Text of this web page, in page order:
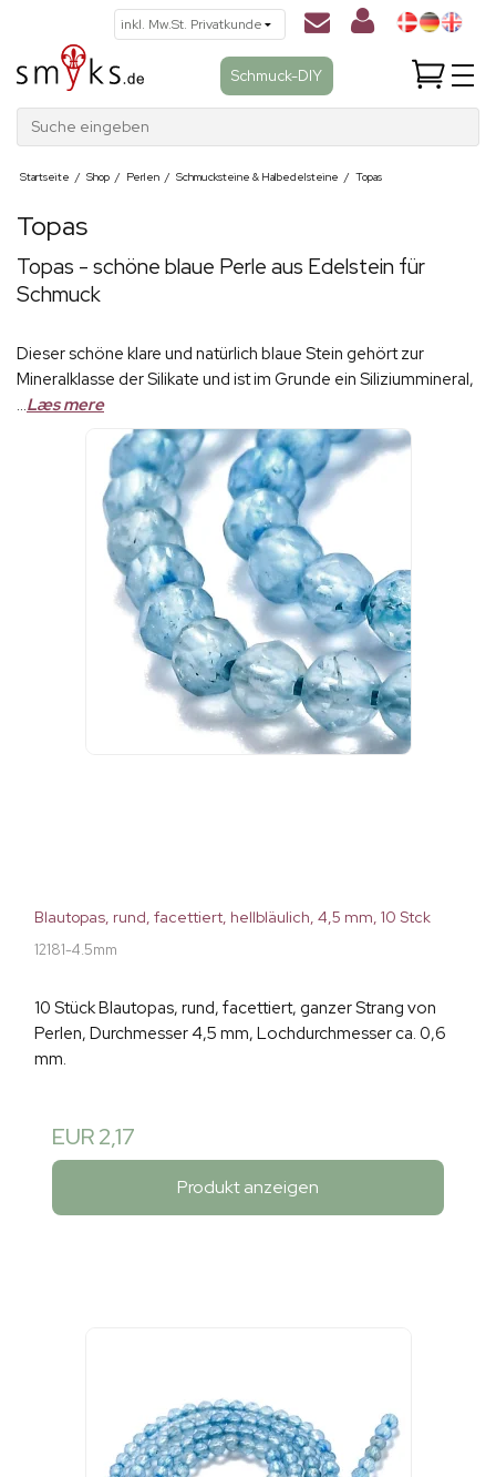
Schmuck-DIY
Suche eingeben
Startseite / Shop / Perlen / Schmucksteine & Halbedelsteine / Topas
Topas
Topas - schöne blaue Perle aus Edelstein für
Schmuck
Dieser schöne klare und natürlich blaue Stein gehört zur
Mineralklasse der Silikate und ist im Grunde ein Siliziummineral,
...Læs mere
Blautopas, rund, facettiert, hellbläulich, 4,5 mm, 10 Stck
12181-4.5mm
10 Stück Blautopas, rund, facettiert, ganzer Strang von
Perlen, Durchmesser 4,5 mm, Lochdurchmesser ca. 0,6
mm.
EUR 2,17
Produkt anzeigen